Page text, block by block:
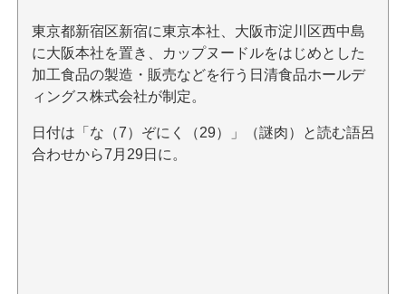
東京都新宿区新宿に東京本社、大阪市淀川区西中島
に大阪本社を置き、カップヌードルをはじめとした
加工食品の製造・販売などを行う日清食品ホールデ
ィングス株式会社が制定。
日付は「な（7）ぞにく（29）」（謎肉）と読む語呂
合わせから7月29日に。